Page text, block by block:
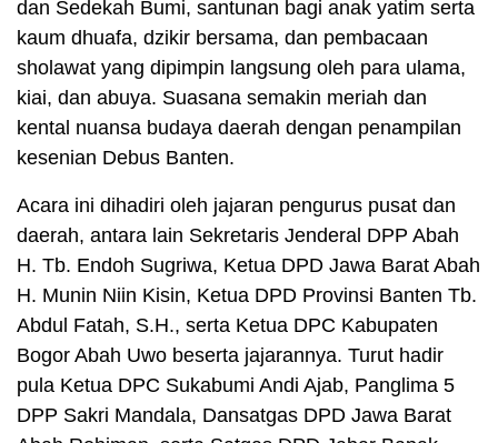
dan Sedekah Bumi, santunan bagi anak yatim serta
kaum dhuafa, dzikir bersama, dan pembacaan
sholawat yang dipimpin langsung oleh para ulama,
kiai, dan abuya. Suasana semakin meriah dan
kental nuansa budaya daerah dengan penampilan
kesenian Debus Banten.
Acara ini dihadiri oleh jajaran pengurus pusat dan
daerah, antara lain Sekretaris Jenderal DPP Abah
H. Tb. Endoh Sugriwa, Ketua DPD Jawa Barat Abah
H. Munin Niin Kisin, Ketua DPD Provinsi Banten Tb.
Abdul Fatah, S.H., serta Ketua DPC Kabupaten
Bogor Abah Uwo beserta jajarannya. Turut hadir
pula Ketua DPC Sukabumi Andi Ajab, Panglima 5
DPP Sakri Mandala, Dansatgas DPD Jawa Barat